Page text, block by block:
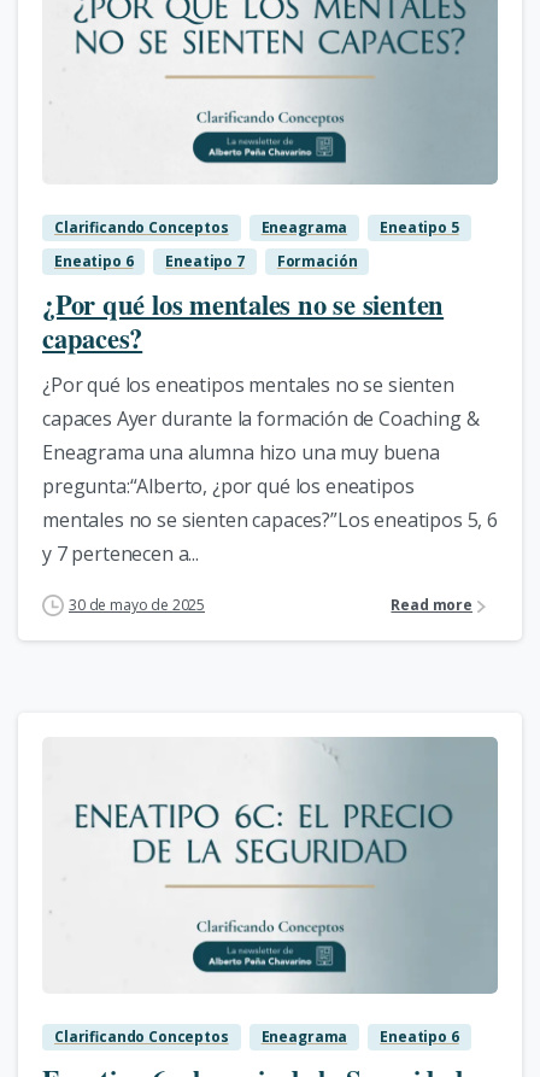
Clarificando Conceptos Eneagrama
Eneatipo 5
Eneatipo 6
Eneatipo 7 Formación
¿Por qué los mentales no se sienten
capaces?
¿Por qué los eneatipos mentales no se sienten
capaces Ayer durante la formación de Coaching &
Eneagrama una alumna hizo una muy buena
pregunta:“Alberto, ¿por qué los eneatipos
mentales no se sienten capaces?”Los eneatipos 5, 6
y 7 pertenecen a...
30 de mayo de 2025 Read more
Clarificando Conceptos Eneagrama Eneatipo 6